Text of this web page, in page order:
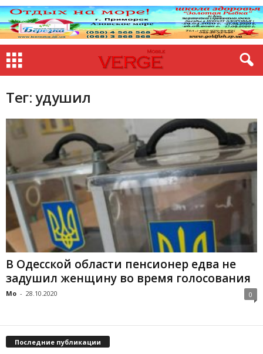
Тег: удушил
В Одесской области пенсионер едва не
задушил женщину во время голосования
Mo - 28.10.2020 0
Последние публикации